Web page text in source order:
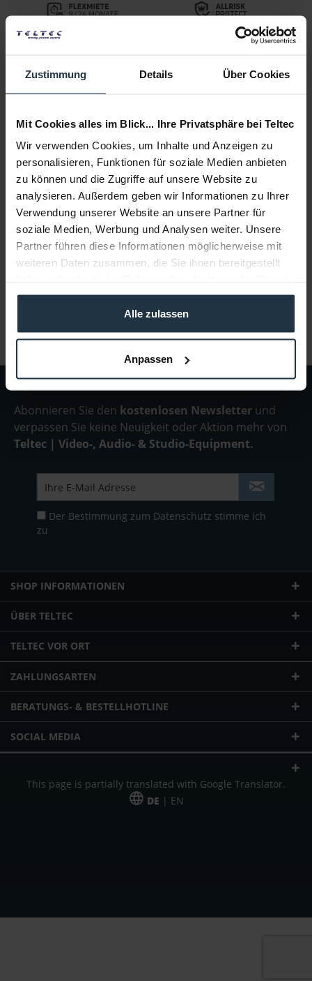
Zustimmung Details Über Cookies
Mit Cookies alles im Blick... Ihre Privatsphäre bei Teltec
Wir verwenden Cookies, um Inhalte und Anzeigen zu
personalisieren, Funktionen für soziale Medien anbieten
zu können und die Zugriffe auf unsere Website zu
analysieren. Außerdem geben wir Informationen zu Ihrer
Verwendung unserer Website an unsere Partner für
soziale Medien, Werbung und Analysen weiter. Unsere
Partner führen diese Informationen möglicherweise mit
weiteren Daten zusammen, die Sie ihnen bereitgestellt
gesammelt haben.
Alle zulassen
Anpassen
In den Warenkorb
Beschreibung
Austauschkopf Ledzilla mit rotierbarem 4-Flügeltor
Beratung
Medien
Infos zu Hersteller & Produktsicherheit
Folgende Infos zum Hersteller sind verfübar......mehr
Abonnieren Sie den kostenlosen Newsletter und
verpassen Sie keine Neuigkeit oder Aktion mehr von
Teltec | Video-, Audio- & Studio-Equipment.
Der Bestimmung zum Datenschutz stimme ich
zu
SHOP INFORMATIONEN
ÜBER TELTEC
TELTEC VOR ORT
ZAHLUNGSARTEN
BERATUNGS- & BESTELLHOTLINE
SOCIAL MEDIA
This page is partially translated with Google Translator.
DE | EN